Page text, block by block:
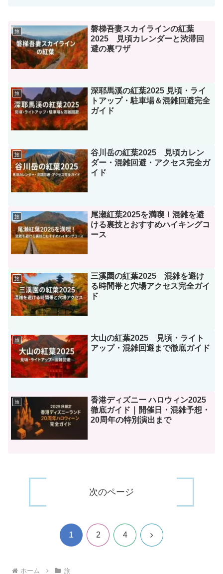
旅
磐梯吾妻スカイラインの紅葉
2025 見頃カレンダーと渋滞回
避の裏ワザ
旅
深耶馬溪の紅葉2025 見頃・ライ
トアップ・駐車場＆混雑回避完全
ガイド
旅
谷川岳の紅葉2025 見頃カレン
ダー・混雑回避・アクセス完全ガ
イド
旅
尾瀬紅葉2025を満喫！混雑を避
ける裏技とおすすめハイキングコ
ース
旅
三溪園の紅葉2025 混雑を避け
る時間帯と穴場アクセス完全ガイ
ド
旅
大山の紅葉2025 見頃・ライト
アップ・混雑回避まで徹底ガイド
旅
香港ディズニー ハロウィン2025
徹底ガイド｜開催日・混雑予想・
20周年の特別演出まで
次のページ
1 2 4 次
ホーム 旅